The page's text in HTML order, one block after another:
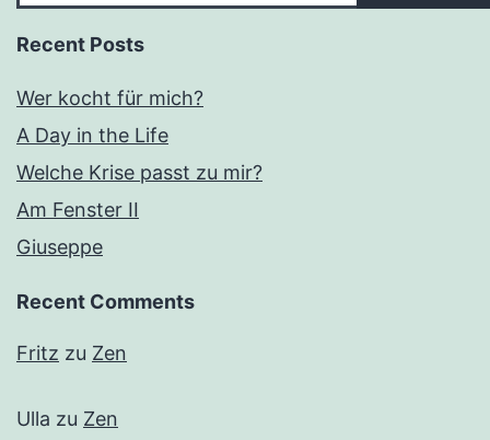
Recent Posts
Wer kocht für mich?
A Day in the Life
Welche Krise passt zu mir?
Am Fenster II
Giuseppe
Recent Comments
Fritz zu Zen
Ulla zu Zen